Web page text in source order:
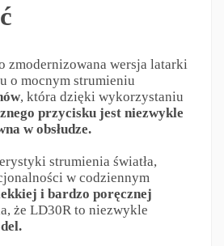
zmodernizowana wersja latarki
o mocnym strumieniu
, która dzięki wykorzystaniu
przycisku jest niezwykle
w obsłudze.
strumienia światła,
w codziennym
i bardzo poręcznej
że LD30R to niezwykle